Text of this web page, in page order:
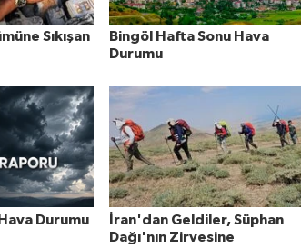
Sıkışan
Bingöl Hafta Sonu Hava
Durumu
Durumu
İran'dan Geldiler, Süphan
Dağı'nın Zirvesine